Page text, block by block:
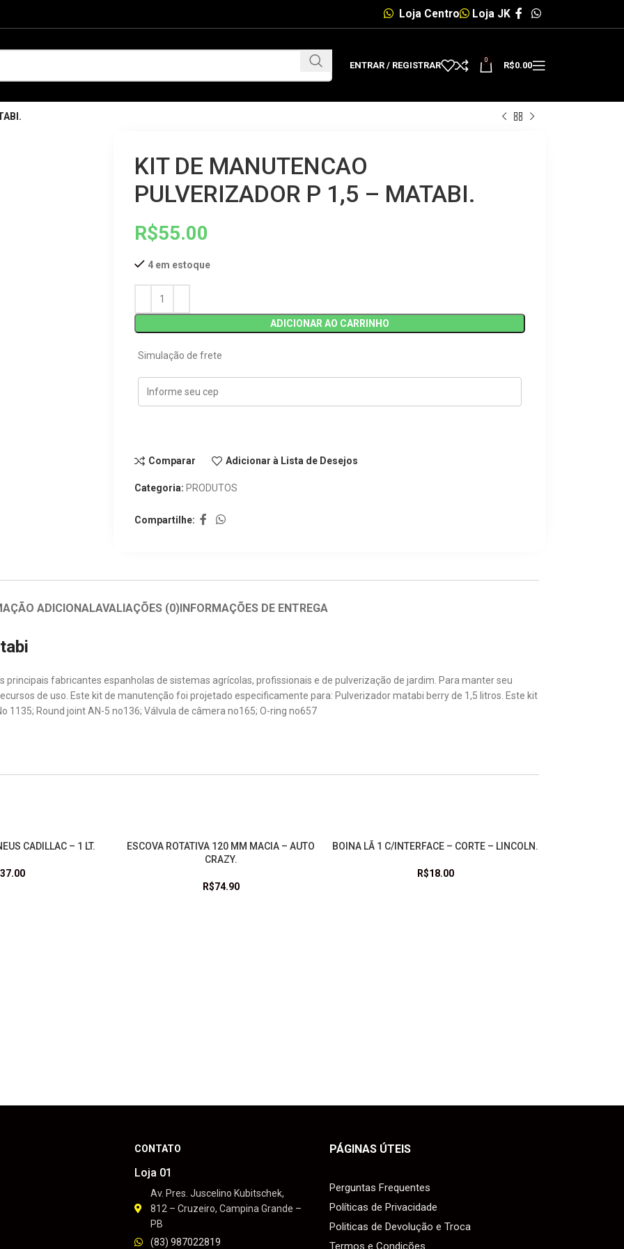
Loja Centro Loja JK
ENTRAR / REGISTRAR
0
R$0.00
KIT DE MANUTENCAO
PULVERIZADOR P 1,5 – MATABI.
R$55.00
4 em estoque
ADICIONAR AO CARRINHO
Simulação de frete
Comparar Adicionar à Lista de Desejos
Categoria: PRODUTOS
Compartilhe:
ADICIONALAVALIAÇÕES (0)INFORMAÇÕES DE ENTREGA
principais fabricantes espanholas de sistemas agrícolas, profissionais e de pulverização de jardim. Para manter seu
de uso. Este kit de manutenção foi projetado especificamente para: Pulverizador matabi berry de 1,5 litros. Este kit
Round joint AN-5 no136; Válvula de câmera no165; O-ring no657
CADILLAC – 1 LT.
37.00
ESGOTADO
LEIA MAIS
ESCOVA ROTATIVA 120 MM MACIA – AUTO
CRAZY.
R$74.90
ADICIONAR AO CARRINHO
BOINA LÃ 1 C/INTERFACE – CORTE – LINCOLN.
R$18.00
CONTATO
Loja 01
Av. Pres. Juscelino Kubitschek,
812 – Cruzeiro, Campina Grande –
PB
(83) 987022819
PÁGINAS ÚTEIS
Perguntas Frequentes
Políticas de Privacidade
Politicas de Devolução e Troca
Termos e Condições